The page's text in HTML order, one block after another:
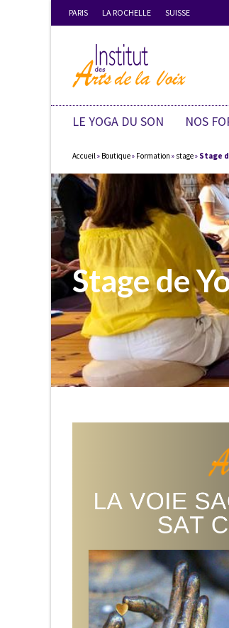
PARIS LA ROCHELLE SUISSE
LE YOGA DU SON NOS
Accueil» Boutique» Formation » stage» Stage
Stage de